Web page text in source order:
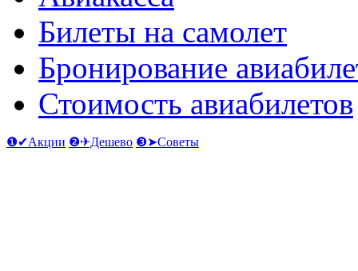
Билеты на самолет
Бронирование
Стоимость авиабилетов
❶✔Акции ❷✈Дешево ❸➤Советы